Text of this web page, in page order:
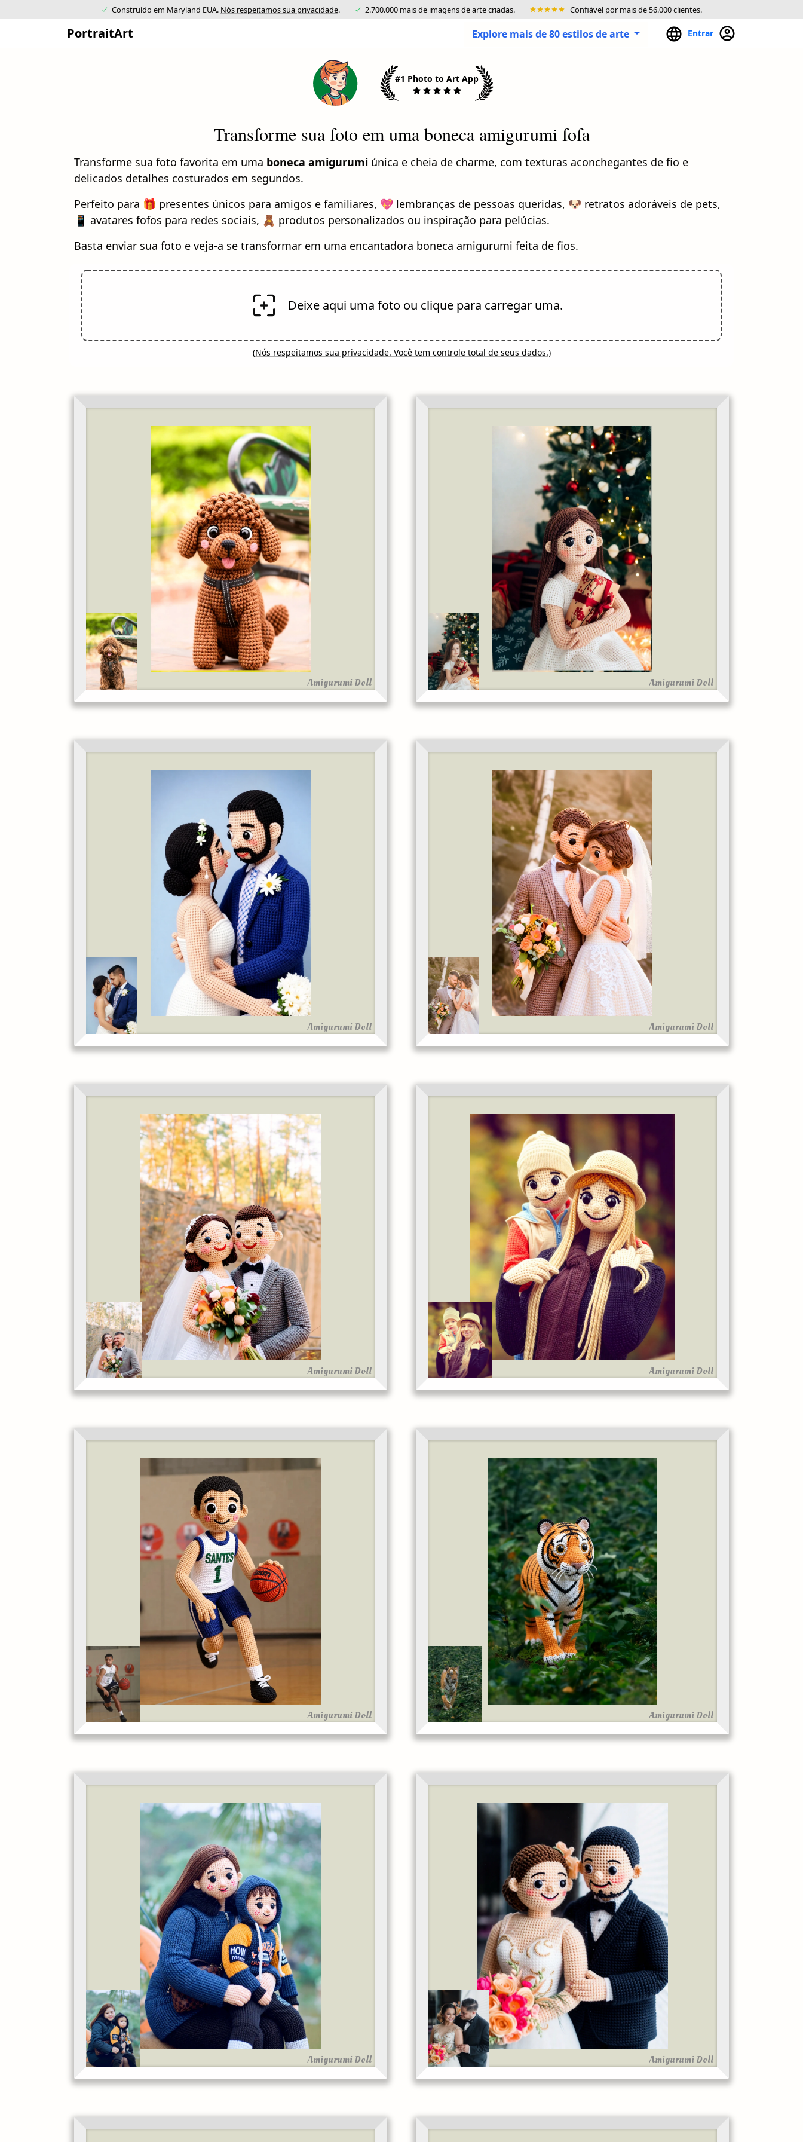
Construído em Maryland EUA. Nós respeitamos sua privacidade. 2.700.000 mais de imagens de arte criadas. Confiável por mais de 56.000 clientes.
PortraitArt Entrar
Explore mais de 80 estilos de arte
#1 Photo to Art App
Transforme sua foto em uma boneca amigurumi fofa
Transforme sua foto favorita em uma boneca amigurumi única e cheia de charme, com texturas aconchegantes de fio e
delicados detalhes costurados em segundos.
Perfeito para 🎁 presentes únicos para amigos e familiares, 💖 lembranças de pessoas queridas, 🐶 retratos adoráveis de pets,
📱 avatares fofos para redes sociais, 🧸 produtos personalizados ou inspiração para pelúcias.
Basta enviar sua foto e veja-a se transformar em uma encantadora boneca amigurumi feita de fios.
Deixe aqui uma foto ou clique para carregar uma.
(Nós respeitamos sua privacidade. Você tem controle total de seus dados.)
Amigurumi Doll Amigurumi Doll
Amigurumi Doll Amigurumi Doll
Amigurumi Doll Amigurumi Doll
Amigurumi Doll Amigurumi Doll
Amigurumi Doll Amigurumi Doll